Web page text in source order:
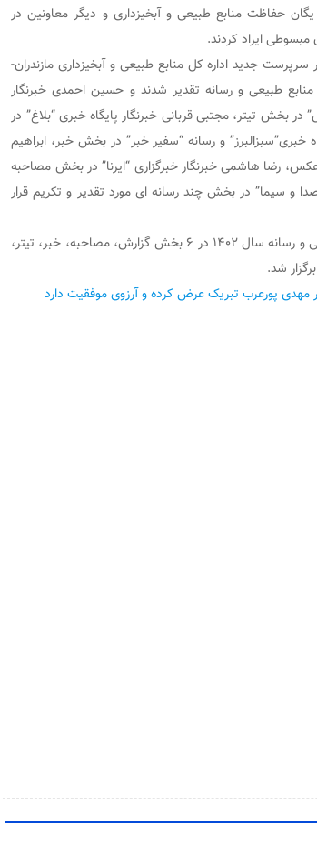
یگان حفاظت منابع طبیعی و آبخیزداری و دیگر معاونین در
ایراد کردند.
جدید اداره کل منابع طبیعی و آبخیزداری مازندران-
منابع طبیعی و رسانه تقدیر شدند و حسین احمدی خبرنگار
بخش تیتر، مجتبی قربانی خبرنگار پايگاه خبری “بلاغ” در
و رسانه “سفیر خبر” در بخش خبر، ابراهیم
رضا هاشمی خبرنگار خبرگزاری “ایرنا” در بخش مصاحبه
و سیما” در بخش چند رسانه ای مورد تقدیر و تکریم قرار
یادآور می‌شود دومین جشنواره منابع طبیعی و رسانه سال ۱۴۰۲ در ۶ بخش گزارش، مصاحبه، خبر، تیتر،
شد.
مهدی پورعرب تبریک عرض کرده و آرزوی موفقیت دارد